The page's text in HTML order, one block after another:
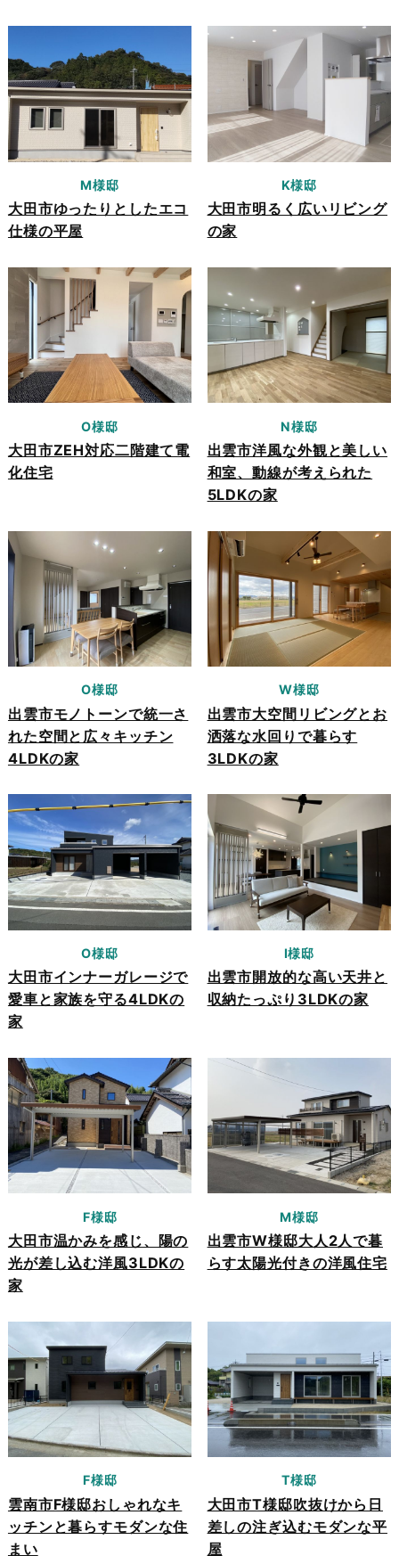
M様邸
大田市ゆったりとしたエコ
仕様の平屋
K様邸
大田市明るく広いリビング
の家
O様邸
大田市ZEH対応二階建て電
化住宅
N様邸
出雲市洋風な外観と美しい
和室、動線が考えられた
5LDKの家
O様邸
出雲市モノトーンで統一さ
れた空間と広々キッチン
4LDKの家
W様邸
出雲市大空間リビングとお
洒落な水回りで暮らす
3LDKの家
O様邸
大田市インナーガレージで
愛車と家族を守る4LDKの
家
I様邸
出雲市開放的な高い天井と
収納たっぷり3LDKの家
F様邸
大田市温かみを感じ、陽の
光が差し込む洋風3LDKの
家
M様邸
出雲市W様邸大人2人で暮
らす太陽光付きの洋風住宅
F様邸
雲南市F様邸おしゃれなキ
ッチンと暮らすモダンな住
まい
T様邸
大田市T様邸吹抜けから日
差しの注ぎ込むモダンな平
屋